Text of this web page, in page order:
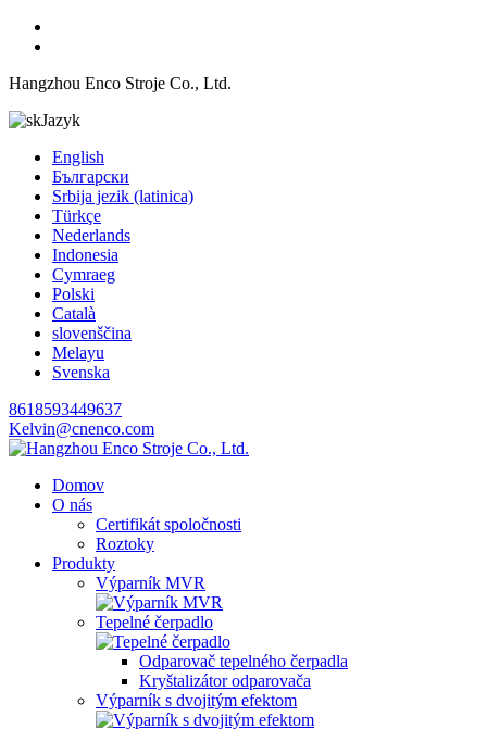
Hangzhou Enco Stroje Co., Ltd.
Jazyk
English
Български
Srbija jezik (latinica)
Türkçe
Nederlands
Indonesia
Cymraeg
Polski
Català
slovenščina
Melayu
Svenska
8618593449637
Kelvin@cnenco.com
Domov
O nás
Certifikát spoločnosti
Roztoky
Produkty
Výparník MVR
Tepelné čerpadlo
Odparovač tepelného čerpadla
Kryštalizátor odparovača
Výparník s dvojitým efektom